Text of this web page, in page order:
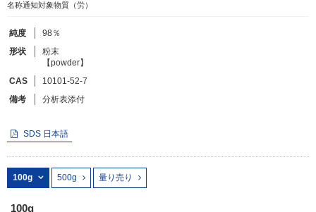
フリーワードで検索
カタログコードで検索
化学式で検索
和名・英名で検索
名称通知対象物質（労）
純度
98％
形状
粉末
【powder】
CAS
10101-52-7
備考
分析表添付
SDS 日本語
100g 500g 量り売り
100g